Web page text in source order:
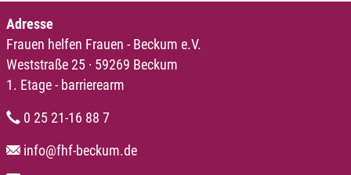
Adresse
Frauen helfen Frauen - Beckum e.V.
Weststraße 25 · 59269 Beckum
1. Etage - barrierearm
0 25 21-16 88 7
info@fhf-beckum.de